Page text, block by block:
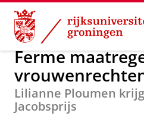
Skip
Content
Skip
Navigation
Over ons Actueel Nieuws
Ferme
Lilianne Ploumen
Jacobsprijs